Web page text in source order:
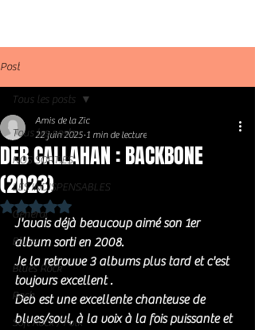
Post
Tous les posts
NOS SORTIES
LES INDISPENSABLES
Général
Blues
Blues Rock
Rock
Soft Rock / Folk
Tous les posts
DEB CALLAHAN : BACKBONE
(2023)
Amis de la Zic
22 juin 2025 1 min de lecture
Noté NaN étoiles sur 5.
J'avais déjà beaucoup aimé son 1er
album sorti en 2008.
Je la retrouve 3 albums plus tard et c'est
toujours excellent .
Deb est une excellente chanteuse de
blues/soul, à la voix à la fois puissante et